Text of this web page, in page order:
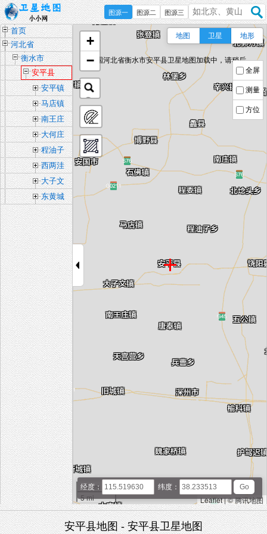
图源一 图源二 图源三
首页
河北省
衡水市
安平县
安平镇
马店镇
南王庄
镇
大何庄
乡
程油子
乡
西两洼
乡
大子文
乡
东黄城
乡
中国河北省衡水市安平县卫星地图加载中，请稍后...
+
−
10 km
5 mi
Leaflet|© 腾讯地图
全屏
测量
方位
经度： 纬度：
地图 卫星 地形
安平县地图 - 安平县卫星地图